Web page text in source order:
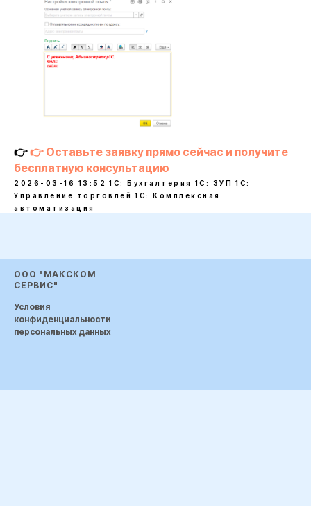
👉👉 Оставьте заявку прямо сейчас и получите
бесплатную консультацию
2026-03-16 13:52 1С: Бухгалтерия 1С: ЗУП
1С:
Управление торговлей 1С: Комплексная
автоматизация
ООО "МАКСКОМ
СЕРВИС"
Условия
конфиденциальности
персональных данных